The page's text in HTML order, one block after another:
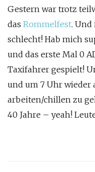
Gestern war trotz
das Rommelfest. Und
schlecht! Hab mich
und das erste Mal 0
Taxifahrer gespielt!
und um 7 Uhr wieder
arbeiten/chillen zu
40 Jahre – yeah!